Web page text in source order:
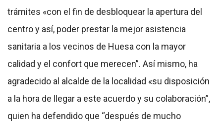
trámites «con el fin de desbloquear la apertura del
centro y así, poder prestar la mejor asistencia
sanitaria a los vecinos de Huesa con la mayor
calidad y el confort que merecen”. Así mismo, ha
agradecido al alcalde de la localidad «su disposición
a la hora de llegar a este acuerdo y su colaboración”,
quien ha defendido que “después de mucho